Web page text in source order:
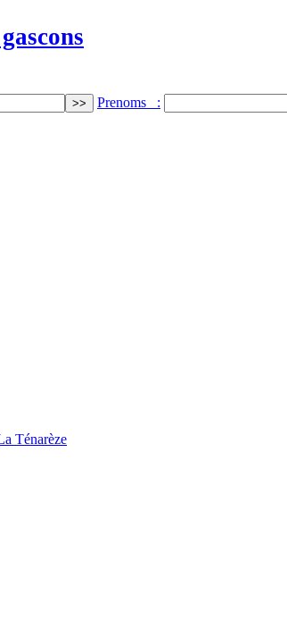
Prenoms :
Ténarèze